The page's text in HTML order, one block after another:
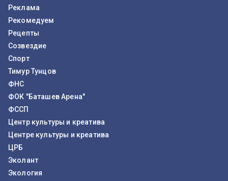
Реклама
Рекомедуем
Рецепты
Созвездие
Спорт
Тимур Тунцов
ФНС
ФОК "Баташев Арена"
ФССП
Центр культуры и креатива
Центре культуры и креатива
ЦРБ
Эколант
Экология